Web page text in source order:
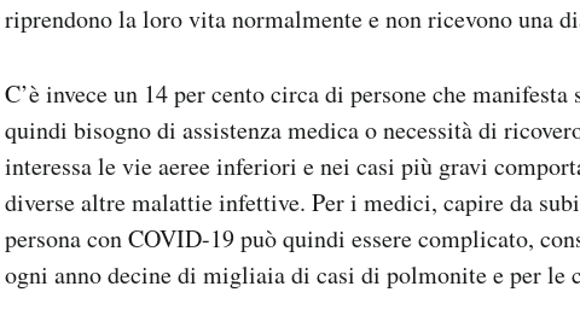
riprendono la loro vita normalmente e non ricevono una
C’è invece un 14 per cento circa di persone che
quindi bisogno di assistenza medica o necessità di
interessa le vie aeree inferiori e nei casi più gravi
diverse altre malattie infettive. Per i medici, capire da
persona con COVID-19 può quindi essere complicato,
ogni anno decine di migliaia di casi di polmonite e per le